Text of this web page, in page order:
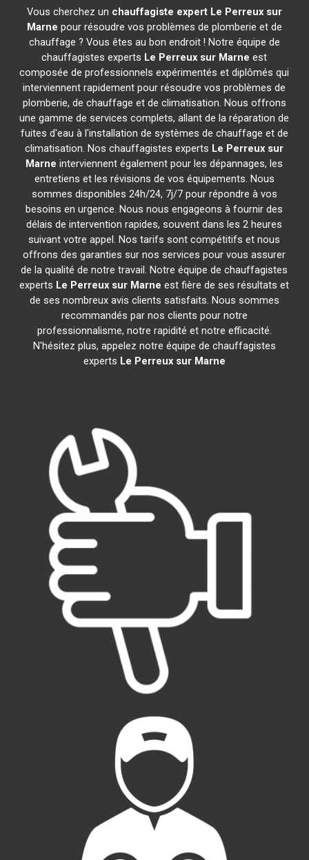
Vous cherchez un chauffagiste expert Le Perreux sur
Marne pour résoudre vos problèmes de plomberie et de
chauffage ? Vous êtes au bon endroit ! Notre équipe de
chauffagistes experts Le Perreux sur Marne est
composée de professionnels expérimentés et diplômés qui
interviennent rapidement pour résoudre vos problèmes de
plomberie, de chauffage et de climatisation. Nous offrons
une gamme de services complets, allant de la réparation de
fuites d'eau à l'installation de systèmes de chauffage et de
climatisation. Nos chauffagistes experts Le Perreux sur
Marne interviennent également pour les dépannages, les
entretiens et les révisions de vos équipements. Nous
sommes disponibles 24h/24, 7j/7 pour répondre à vos
besoins en urgence. Nous nous engageons à fournir des
délais de intervention rapides, souvent dans les 2 heures
suivant votre appel. Nos tarifs sont compétitifs et nous
offrons des garanties sur nos services pour vous assurer
de la qualité de notre travail. Notre équipe de chauffagistes
experts Le Perreux sur Marne est fière de ses résultats et
de ses nombreux avis clients satisfaits. Nous sommes
recommandés par nos clients pour notre
professionnalisme, notre rapidité et notre efficacité.
N'hésitez plus, appelez notre équipe de chauffagistes
experts Le Perreux sur Marne